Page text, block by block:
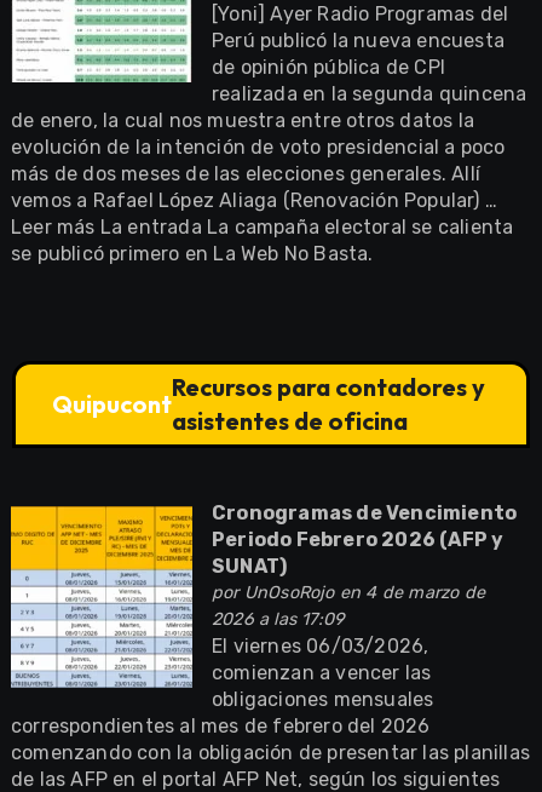
[Yoni] Ayer Radio Programas del
Perú publicó la nueva encuesta
de opinión pública de CPI
realizada en la segunda quincena
de enero, la cual nos muestra entre otros datos la
evolución de la intención de voto presidencial a poco
más de dos meses de las elecciones generales. Allí
vemos a Rafael López Aliaga (Renovación Popular) …
Leer más La entrada La campaña electoral se calienta
se publicó primero en La Web No Basta.
Quipucont
Recursos para contadores y
asistentes de oficina
Cronogramas de Vencimiento
Periodo Febrero 2026 (AFP y
SUNAT)
por UnOsoRojoen 4 de marzo de
2026 a las 17:09
El viernes 06/03/2026,
comienzan a vencer las
obligaciones mensuales
correspondientes al mes de febrero del 2026
comenzando con la obligación de presentar las planillas
de las AFP en el portal AFP Net, según los siguientes